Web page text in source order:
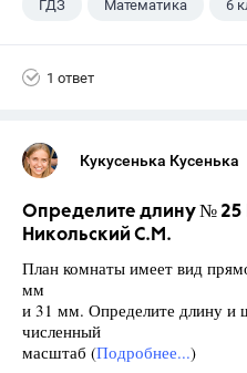
ГДЗ Математика 6
1 ответ
Кукусенька Кусенька
Определите длину № 25
Никольский С.М.
План комнаты имеет вид
мм
и 31 мм. Определите длину и
численный
масштаб (Подробнее...)